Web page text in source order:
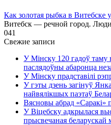
Как золотая рыбка в Витебске
Витебск — речной город. Люди
041
Свежие записи
У Мінску 120 гадоў
паслядоўны абаронца
У Мінску прадставілі
У гэты дзень загінуў
найвялікшых паэтаў
Вясновы абрад «Саракі»
У Віцебску адкрылася
прысвечаная беларускай